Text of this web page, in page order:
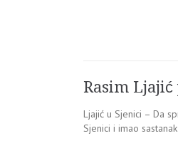
Rasim
Ljajić u Sjenici – Da
Sjenici i imao